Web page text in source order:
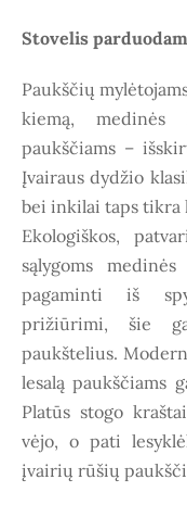
Stovelis
Paukščių
kiemą,
paukščiams –
Įvairaus dydžio
bei inkilai taps tikra
Ekologiškos,
sąlygoms
pagaminti iš
prižiūrimi, šie
paukštelius.
lesalą paukščiams
Platūs stogo
vėjo, o pati
įvairių rūšių